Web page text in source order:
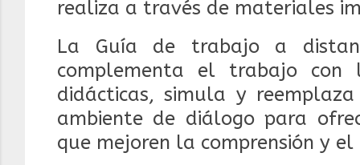
realiza a través de materiales
La Guía de trabajo a
complementa el trabajo con
didácticas, simula y
ambiente de diálogo para
que mejoren la comprensión y